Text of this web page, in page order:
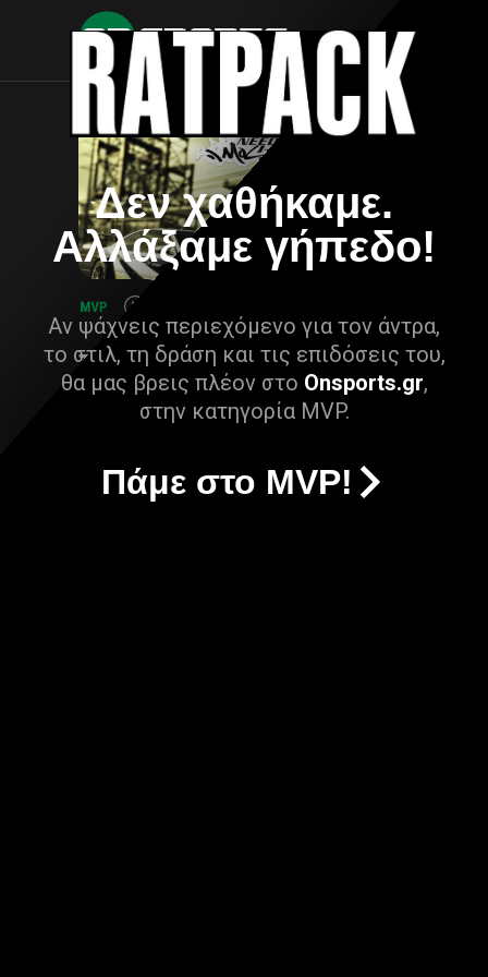
Δεν χαθήκαμε.
Αλλάξαμε γήπεδο!
Αν ψάχνεις περιεχόμενο για τον άντρα,
το στιλ, τη δράση και τις επιδόσεις του,
θα μας βρεις πλέον στο Onsports.gr,
στην κατηγορία MVP.
Πάμε στο MVP!